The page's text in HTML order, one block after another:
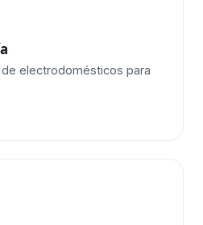
electrodomésticos para